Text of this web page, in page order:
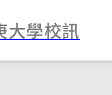
大學校訊